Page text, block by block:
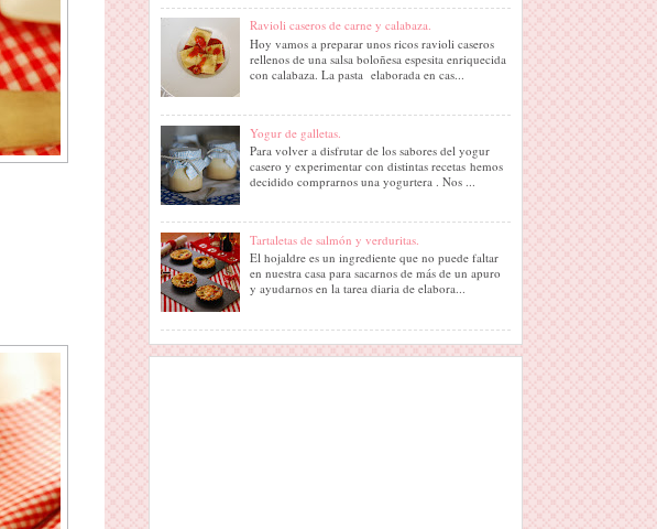
Ravioli caseros de carne y calabaza.
Hoy vamos a preparar unos ricos ravioli caseros
rellenos de una salsa boloñesa espesita enriquecida
con calabaza. La pasta elaborada en cas...
Yogur de galletas.
Para volver a disfrutar de los sabores del yogur
casero y experimentar con distintas recetas hemos
decidido comprarnos una yogurtera . Nos ...
Tartaletas de salmón y verduritas.
El hojaldre es un ingrediente que no puede faltar
en nuestra casa para sacarnos de más de un apuro
y ayudarnos en la tarea diaria de elabora...